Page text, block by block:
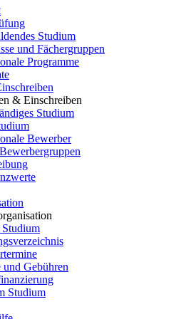
Studium
und Fächergruppen
Programme
& Einschreiben
Studium
Bewerber
Studium
und Gebühren
Studium